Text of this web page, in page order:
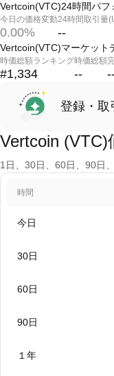
Vertcoin(VTC)24時間パフ
今日の価格変動
0.00%
24時間取引量
--
Vertcoin(VTC)マーケット
時価総額ランキング
#1,334
時価総額
--
登録・取
Vertcoin
1日、30日、60日、90日
時間
今日
30日
60日
90日
１年